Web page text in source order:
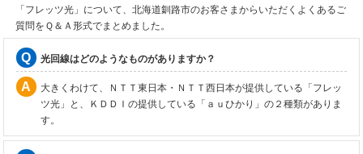
「フレッツ光」について、北海道釧路市のお客さまからいただくよくあるご
質問をＱ＆Ａ形式でまとめました。
光回線はどのようなものがありますか？
大きくわけて、ＮＴＴ東日本・ＮＴＴ西日本が提供している「フレッ
ツ光」と、ＫＤＤＩの提供している「ａｕひかり」の２種類がありま
す。